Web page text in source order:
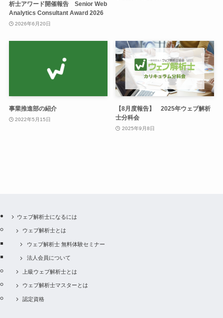
析士アワード開催報告 Senior Web
Analytics Consultant Award 2026
2026年6月20日
事業推進部の紹介
2022年5月15日
【8月度報告】 2025年ウェブ解析
士分科会
2025年9月8日
ウェブ解析士になるには
ウェブ解析士とは
ウェブ解析士 無料体験セミナー
法人会員について
上級ウェブ解析士とは
ウェブ解析士マスターとは
認定資格